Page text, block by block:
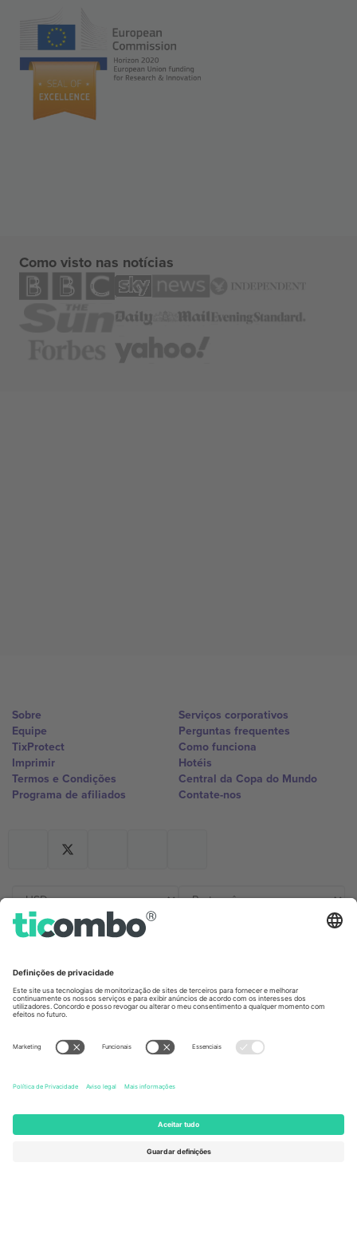
Como visto nas notícias
Sobre
Equipe
TixProtect
Imprimir
Termos e Condições
Programa de afiliados
Serviços corporativos
Perguntas frequentes
Como funciona
Hotéis
Central da Copa do Mundo
Contate-nos
Germany
Unter den Linden 24, 10117
United Kingdom
167 City Road, London, Greater
Kingdom
United States
Newark, Delaware 19713, United
States
Engelberg, Switzerland